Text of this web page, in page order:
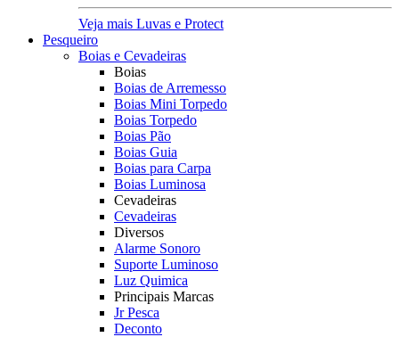
Veja mais Luvas e Protect
Pesqueiro
Boias e Cevadeiras
Boias
Boias de Arremesso
Boias Mini Torpedo
Boias Torpedo
Boias Pão
Boias Guia
Boias para Carpa
Boias Luminosa
Cevadeiras
Cevadeiras
Diversos
Alarme Sonoro
Suporte Luminoso
Luz Quimica
Principais Marcas
Jr Pesca
Deconto